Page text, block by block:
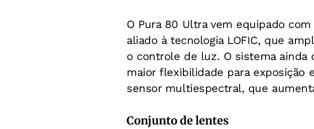
O Pura 80 Ultra vem equipado
aliado à tecnologia LOFIC, que
o controle de luz. O sistema ainda
maior flexibilidade para exposição
sensor multiespectral, que
Conjunto de lentes